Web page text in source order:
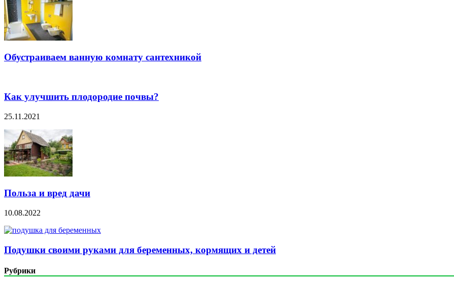
Обустраиваем ванную комнату сантехникой
Как улучшить плодородие почвы?
25.11.2021
Польза и вред дачи
10.08.2022
Подушки своими руками для беременных, кормящих и детей
Рубрики